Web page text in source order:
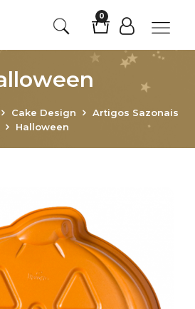
0
Cake Design
Artigos Sazonais
Halloween